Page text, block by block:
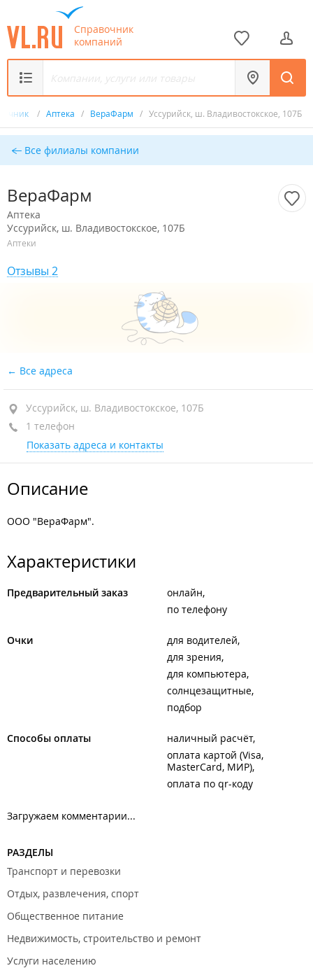
Справочник
компаний
/ Аптека / ВераФарм / Уссурийск, ш. Владивостокское, 107Б
Все филиалы компании
ВераФарм
Аптека
Уссурийск, ш. Владивостокское, 107Б
Аптеки
Отзывы 2
Все адреса
Уссурийск, ш. Владивостокское, 107Б
1 телефон
Показать адреса и контакты
Описание
ООО "ВераФарм".
Характеристики
Предварительный заказ
онлайн
по телефону
Очки
для водителей
для зрения
для компьютера
солнцезащитные
подбор
Способы оплаты
наличный расчёт
оплата картой (Visa,
MasterCard, МИР)
оплата по qr-коду
Загружаем комментарии...
РАЗДЕЛЫ
Транспорт и перевозки
Отдых, развлечения, спорт
Общественное питание
Недвижимость, строительство и ремонт
Услуги населению